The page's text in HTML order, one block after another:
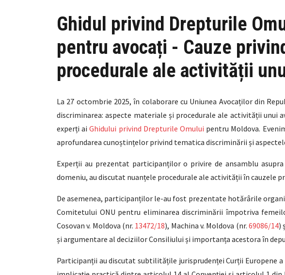
Ghidul privind Drepturile
pentru avocați - Cauze
procedurale ale activității
La 27 octombrie 2025, în colaborare cu Uniunea Avocaților din
discriminarea: aspecte materiale și procedurale ale activității unui
experți aiGhidului privind Drepturile Omului pentru Moldova.
aprofundarea cunoștințelor privind tematica discriminării și
Experții au prezentat participanților o privire de ansamblu
domeniu, au discutat nuanțele procedurale ale activității în cauzele
De asemenea, participanților le-au fost prezentate hotărârile
Comitetului ONU pentru eliminarea discriminării împotriva
Cosovan v. Moldova (nr. 13472/18), Machina v. Moldova (nr.69086/14)
și argumentare al deciziilor Consiliului și importanța acestora în
Participanții au discutat subtilitățile jurisprudenței Curții Europene